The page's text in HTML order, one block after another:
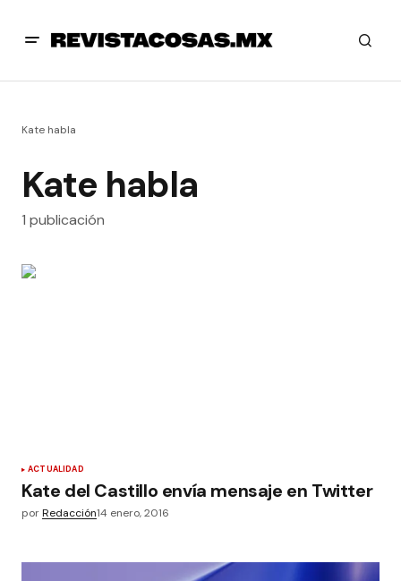
Kate habla
Kate habla
1 publicación
ACTUALIDAD
Kate del Castillo envía mensaje en Twitter
porRedacción14 enero, 2016